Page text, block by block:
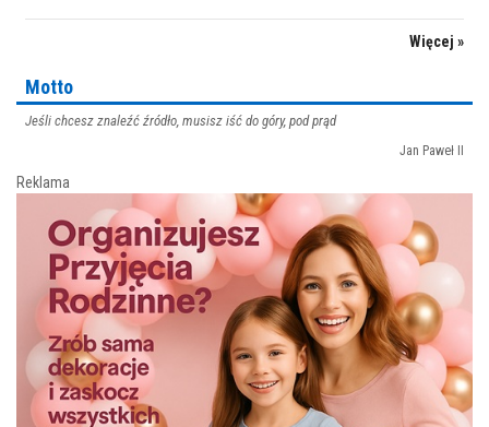
Więcej »
Motto
Jeśli chcesz znaleźć źródło, musisz iść do góry, pod prąd
Jan Paweł II
Reklama